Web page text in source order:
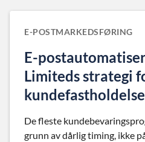
E-POSTMARKEDSFØRING
E-
Limiteds strategi
kundefastholdelse
De fleste
grunn av dårlig timing, ikke